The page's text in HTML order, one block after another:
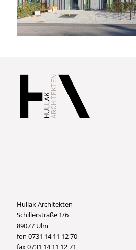
Hullak Architekten
Schillerstraße 1/6
89077 Ulm
fon 0731 14 11 12 70
fax 0731 14 11 12 71